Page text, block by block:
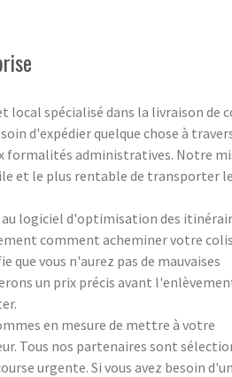
local spécialisé dans la livraison de
d'expédier quelque chose à
formalités administratives. Notre
et le plus rentable de transporter
au logiciel d'optimisation des
comment acheminer votre
vous n'aurez pas de mauvaises
un prix précis avant
en mesure de mettre à votre
Tous nos partenaires sont
urgente. Si vous avez besoin